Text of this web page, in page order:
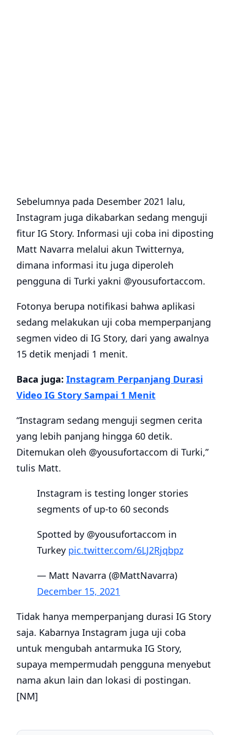
Sebelumnya pada Desember 2021 lalu,
Instagram juga dikabarkan sedang menguji
fitur IG Story. Informasi uji coba ini diposting
Matt Navarra melalui akun Twitternya,
dimana informasi itu juga diperoleh
pengguna di Turki yakni @yousufortaccom.
Fotonya berupa notifikasi bahwa aplikasi
sedang melakukan uji coba memperpanjang
segmen video di IG Story, dari yang awalnya
15 detik menjadi 1 menit.
Baca juga: Instagram Perpanjang Durasi
Video IG Story Sampai 1 Menit
“Instagram sedang menguji segmen cerita
yang lebih panjang hingga 60 detik.
Ditemukan oleh @yousufortaccom di Turki,”
tulis Matt.
Instagram is testing longer stories
segments of up-to 60 seconds
Spotted by @yousufortaccom in
Turkey pic.twitter.com/6LJ2Rjqbpz
— Matt Navarra (@MattNavarra)
December 15, 2021
Tidak hanya memperpanjang durasi IG Story
saja. Kabarnya Instagram juga uji coba
untuk mengubah antarmuka IG Story,
supaya mempermudah pengguna menyebut
nama akun lain dan lokasi di postingan.
[NM]